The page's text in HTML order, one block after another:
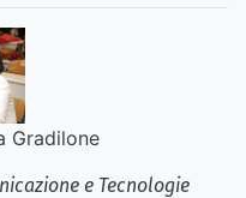
Gradilone
e Tecnologie